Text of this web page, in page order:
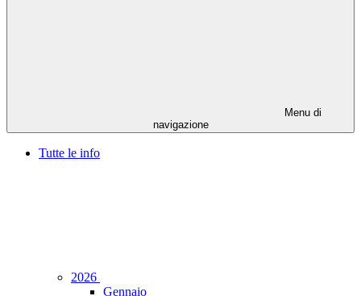
Menu di
navigazione
Tutte le info
2026
Gennaio